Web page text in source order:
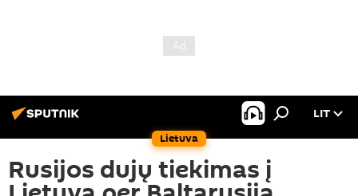
Lietuva
LIT
Rusijos dujų tiekimas į